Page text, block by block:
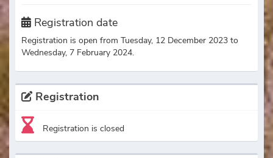
Registration date
Registration is open from Tuesday, 12 December 2023 to
Wednesday, 7 February 2024.
Registration
Registration is closed